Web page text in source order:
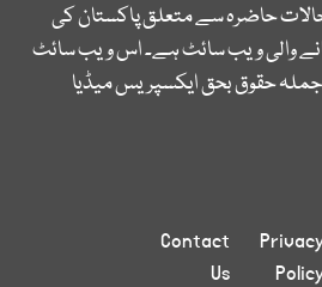
حاضرہ سے متعلق پاکستان کی
والی ویب سائٹ ہے۔ اس ویب سائٹ
جملہ حقوق بحق ایکسپریس میڈیا
Contact
Us